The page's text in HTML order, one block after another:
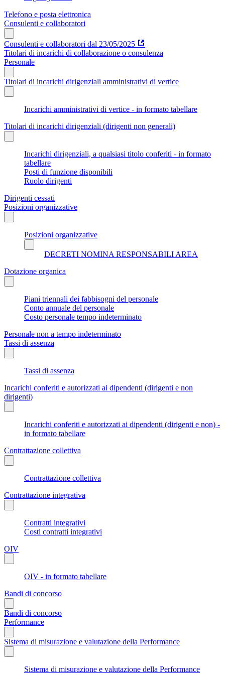
Telefono e posta elettronica
Consulenti e collaboratori
Consulenti e collaboratori dal 23/05/2025
Titolari di incarichi di collaborazione o consulenza
Personale
Titolari di incarichi dirigenziali amministrativi di vertice
Incarichi amministrativi di vertice - in formato tabellare
Titolari di incarichi dirigenziali (dirigenti non generali)
Incarichi dirigenziali, a qualsiasi titolo conferiti - in formato
tabellare
Posti di funzione disponibili
Ruolo dirigenti
Dirigenti cessati
Posizioni organizzative
Posizioni organizzative
DECRETI NOMINA RESPONSABILI AREA
Dotazione organica
Piani triennali dei fabbisogni del personale
Conto annuale del personale
Costo personale tempo indeterminato
Personale non a tempo indeterminato
Tassi di assenza
Tassi di assenza
Incarichi conferiti e autorizzati ai dipendenti (dirigenti e non
dirigenti)
Incarichi conferiti e autorizzati ai dipendenti (dirigenti e non) -
in formato tabellare
Contrattazione collettiva
Contrattazione collettiva
Contrattazione integrativa
Contratti integrativi
Costi contratti integrativi
OIV
OIV - in formato tabellare
Bandi di concorso
Bandi di concorso
Performance
Sistema di misurazione e valutazione della Performance
Sistema di misurazione e valutazione della Performance